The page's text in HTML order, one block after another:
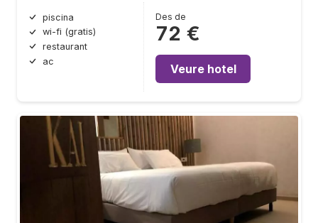
piscina
wi-fi (gratis)
restaurant
ac
Des de
72 €
Veure hotel